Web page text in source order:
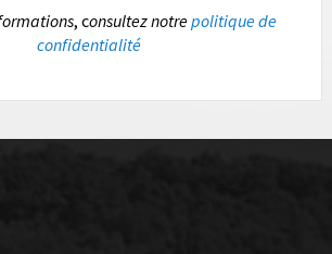
, consultez notrepolitique de
confidentialité